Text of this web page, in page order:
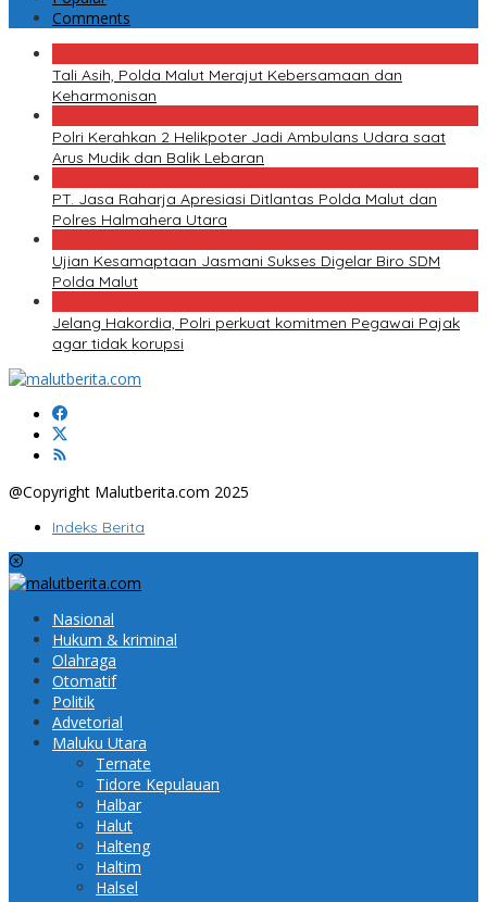
Comments
Tali Asih, Polda Malut Merajut Kebersamaan dan
Keharmonisan
Polri Kerahkan 2 Helikpoter Jadi Ambulans Udara saat
Arus Mudik dan Balik Lebaran
PT. Jasa Raharja Apresiasi Ditlantas Polda Malut dan
Polres Halmahera Utara
Ujian Kesamaptaan Jasmani Sukses Digelar Biro SDM
Polda Malut
Jelang Hakordia, Polri perkuat komitmen Pegawai Pajak
agar tidak korupsi
@Copyright Malutberita.com 2025
Indeks Berita
Nasional
Hukum & kriminal
Olahraga
Otomatif
Politik
Advetorial
Maluku Utara
Ternate
Tidore Kepulauan
Halbar
Halut
Halteng
Haltim
Halsel